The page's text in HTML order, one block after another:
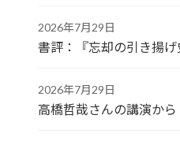
2026年7月29日
書評：『忘却の引き揚げ
2026年7月29日
高橋哲哉さんの講演から